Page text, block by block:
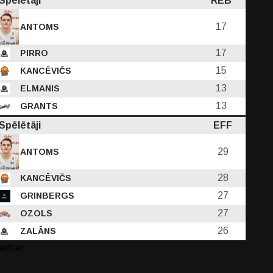
ANTOMS 17
PIRRO 17
KANCĒVIČS 15
ELMANIS 13
GRANTS
13
EFF
ANTOMS 29
KANCĒVIČS 28
GRINBERGS 27
OZOLS 27
ZALĀNS
26